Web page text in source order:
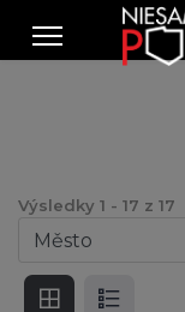
Výsledky 1 - 17 z 17